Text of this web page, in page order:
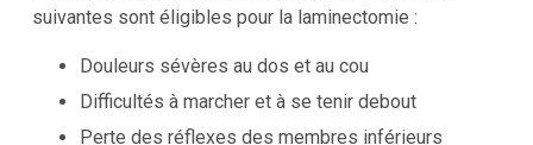
suivantes sont éligibles pour la laminectomie :
Douleurs sévères au dos et au cou
Difficultés à marcher et à se tenir debout
Perte des réflexes des membres inférieurs